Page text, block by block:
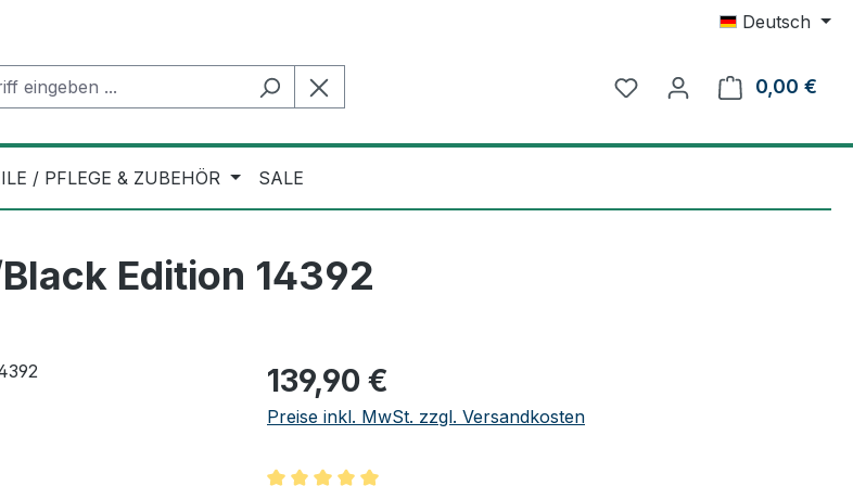
Deutsch
0,00 €
/ PFLEGE & ZUBEHÖR SALE
Edition 14392
Regulärer Preis:
139,90 €
Preise inkl. MwSt. zzgl. Versandkosten